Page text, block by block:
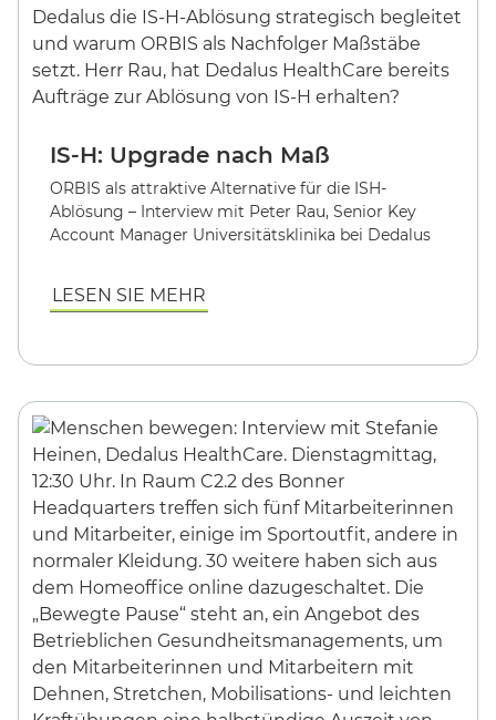
IS-H: Upgrade nach Maß
ORBIS als attraktive Alternative für die ISH-
Ablösung – Interview mit Peter Rau, Senior Key
Account Manager Universitätsklinika bei Dedalus
LESEN SIE MEHR